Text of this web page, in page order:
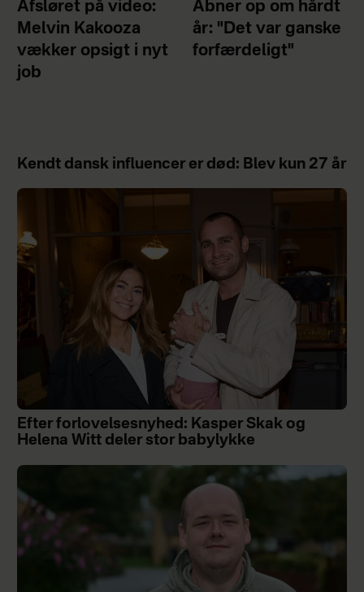
Afsløret på video:
Melvin Kakooza
vækker opsigt i nyt
job
Åbner op om hårdt
år: "Det var ganske
forfærdeligt"
Kendt dansk influencer er død: Blev kun 27 år
Efter forlovelsesnyhed: Kasper Skak og
Helena Witt deler stor babylykke